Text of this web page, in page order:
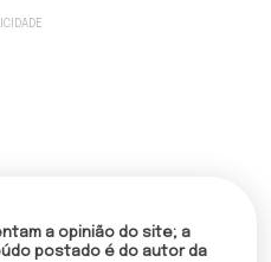
a opinião do site; a
postado é do autor da